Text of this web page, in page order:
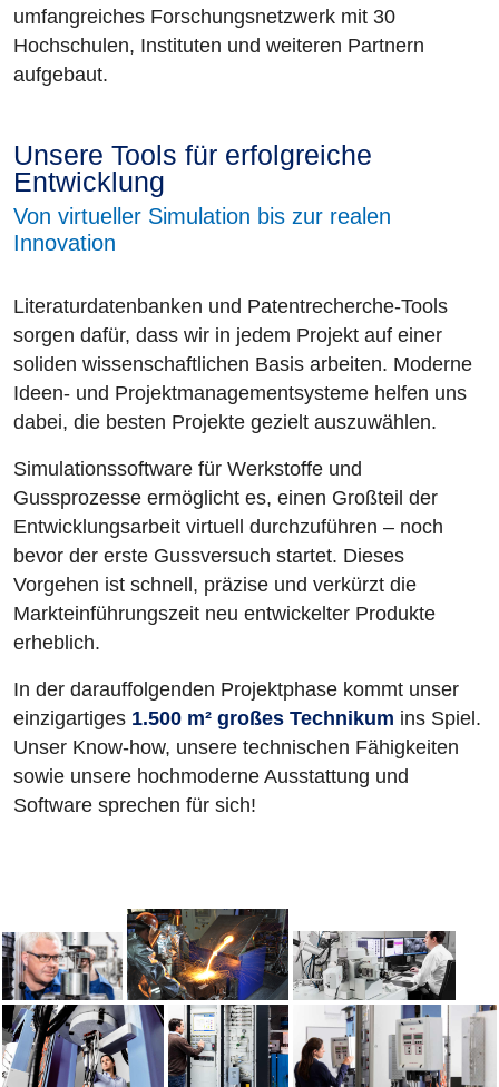
umfangreiches Forschungsnetzwerk mit 30
Hochschulen, Instituten und weiteren Partnern
aufgebaut.
Unsere Tools für erfolgreiche
Entwicklung
Von virtueller Simulation bis zur realen
Innovation
Literaturdatenbanken und Patentrecherche-Tools
sorgen dafür, dass wir in jedem Projekt auf einer
soliden wissenschaftlichen Basis arbeiten. Moderne
Ideen- und Projektmanagementsysteme helfen uns
dabei, die besten Projekte gezielt auszuwählen.
Simulationssoftware für Werkstoffe und
Gussprozesse ermöglicht es, einen Großteil der
Entwicklungsarbeit virtuell durchzuführen – noch
bevor der erste Gussversuch startet. Dieses
Vorgehen ist schnell, präzise und verkürzt die
Markteinführungszeit neu entwickelter Produkte
erheblich.
In der darauffolgenden Projektphase kommt unser
einzigartiges 1.500 m² großes Technikum ins Spiel.
Unser Know-how, unsere technischen Fähigkeiten
sowie unsere hochmoderne Ausstattung und
Software sprechen für sich!